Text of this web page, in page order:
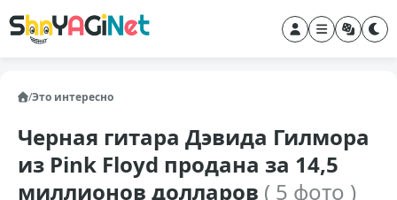
/Это интересно
Черная гитара Дэвида Гилмора
из Pink Floyd продана за 14,5
миллионов долларов ( 5 фото )